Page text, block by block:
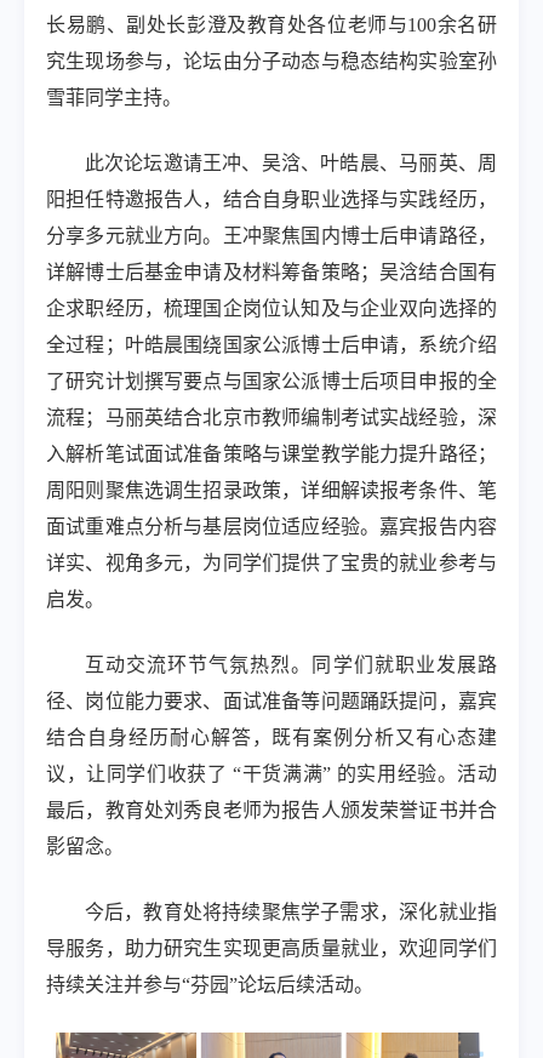
长易鹏、副处长彭澄及教育处各位老师与100余名研
究生现场参与，论坛由分子动态与稳态结构实验室孙
雪菲同学主持。
此次论坛邀请王冲、吴浛、叶皓晨、马丽英、周
阳担任特邀报告人，结合自身职业选择与实践经历，
分享多元就业方向。王冲聚焦国内博士后申请路径，
详解博士后基金申请及材料筹备策略；吴浛结合国有
企求职经历，梳理国企岗位认知及与企业双向选择的
全过程；叶皓晨围绕国家公派博士后申请，系统介绍
了研究计划撰写要点与国家公派博士后项目申报的全
流程；马丽英结合北京市教师编制考试实战经验，深
入解析笔试面试准备策略与课堂教学能力提升路径；
周阳则聚焦选调生招录政策，详细解读报考条件、笔
面试重难点分析与基层岗位适应经验。嘉宾报告内容
详实、视角多元，为同学们提供了宝贵的就业参考与
启发。
互动交流环节气氛热烈。同学们就职业发展路
径、岗位能力要求、面试准备等问题踊跃提问，嘉宾
结合自身经历耐心解答，既有案例分析又有心态建
议，让同学们收获了 “干货满满” 的实用经验。活动
最后，教育处刘秀良老师为报告人颁发荣誉证书并合
影留念。
今后，教育处将持续聚焦学子需求，深化就业指
导服务，助力研究生实现更高质量就业，欢迎同学们
持续关注并参与“芬园”论坛后续活动。